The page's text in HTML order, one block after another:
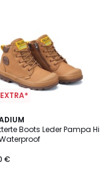
Boots Leder Pampa Hi
€